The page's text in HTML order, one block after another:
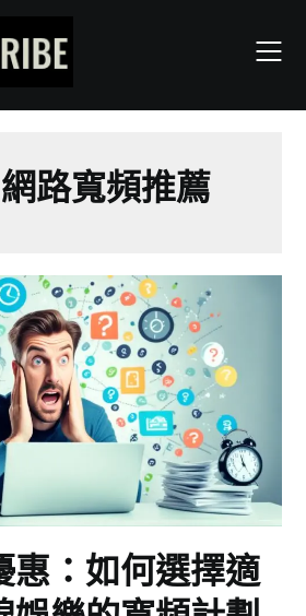
網路寬頻推薦
惠：如何選擇適